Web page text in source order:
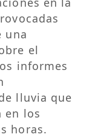
una
el
informes
lluvia que
en los
horas.